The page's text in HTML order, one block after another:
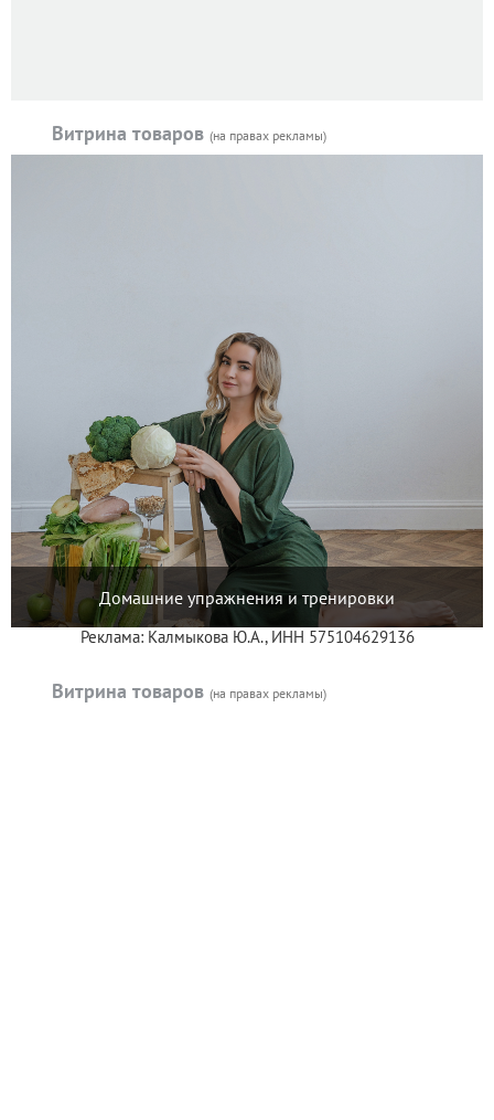
Витрина товаров (на правах рекламы)
Домашние упражнения и тренировки
Реклама: Калмыкова Ю.А., ИНН 575104629136
Витрина товаров (на правах рекламы)